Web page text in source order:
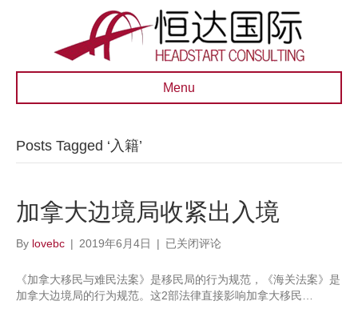
Menu
Posts Tagged ‘入籍’
加拿大边境局收紧出入境
By lovebc | 2019年6月4日 | 加
大
边
已关闭评论
《加拿大移民与难民法案》是移民局的行为规范，《海关法案》是
加拿大边境局的行为规范。这2部法律直接影响加拿大移民…